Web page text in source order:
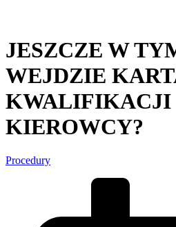
JESZCZE W
WEJDZIE
KWALIFIKACJI
KIEROWCY?
Procedury